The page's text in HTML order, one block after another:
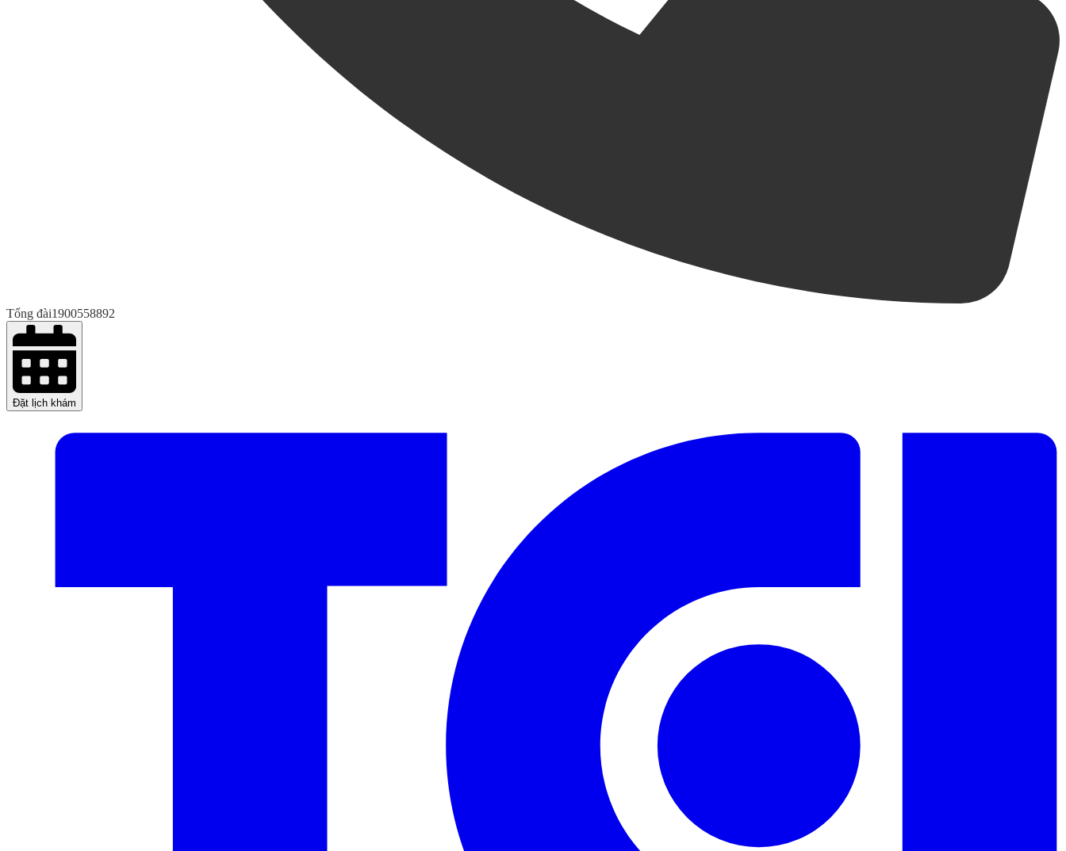
Tổng đài1900558892
Đặt lịch khám